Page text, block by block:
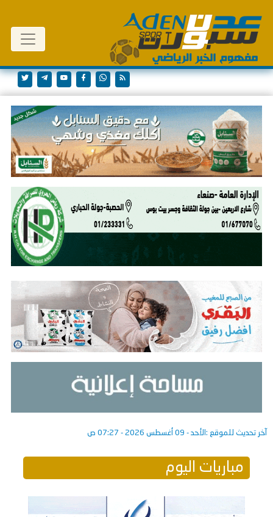
آخر تحديث للموقع : الأحد - 09 أغسطس 2026 - 07:27 ص
مباريات اليوم